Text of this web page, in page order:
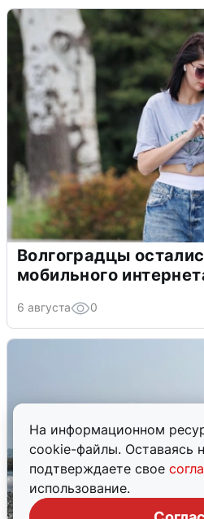
На информационном
cookie-файлы. Оставаясь
подтверждаете свое
использование.
Волгоградцы
мобильного
6 августа 0